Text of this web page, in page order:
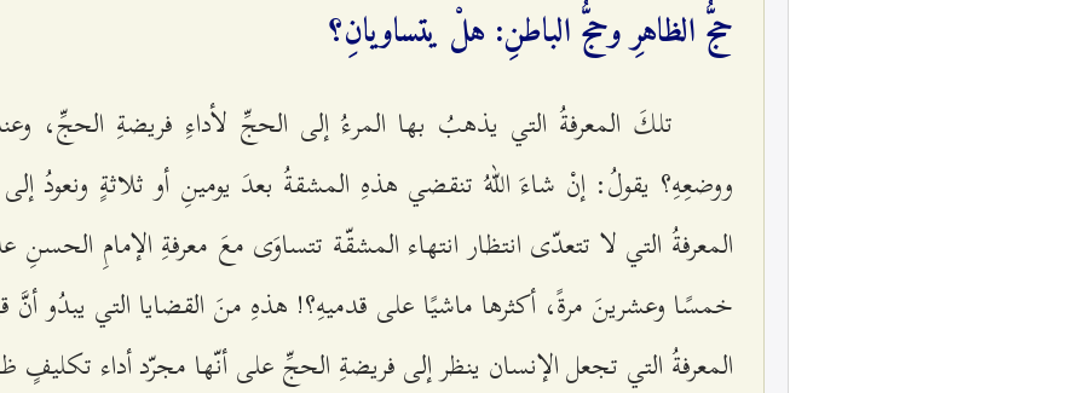
حجُّ الظاهرِ وحجُّ الباطنِ: هلْ يتساويانِ؟
تلكَ المعرفةُ التي يذهبُ بها المرءُ إلى الحجِّ لأداءِ فريضةِ الحجِّ،
ووضعِهِ؟ يقولُ: إنْ شاءَ اللهُ تنقضي هذهِ المشقةُ بعدَ يومينِ أو ثلاثةٍ ونعودُ إلى
المعرفةُ التي لا تتعدّى انتظار انتهاء المشقّة تتساوَى معَ معرفةِ الإمامِ
خمسًا وعشرينَ مرةً، أكثرها ماشيًا على قدميهِ؟! هذهِ منَ القضايا التي يبدُو أنَّ
المعرفةُ التي تجعل الإنسان ينظر إلى فريضةِ الحجِّ على أنّها مجرّد أداء